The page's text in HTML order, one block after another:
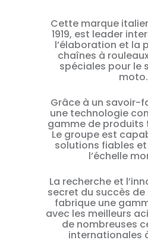
Cette marque
1919, est leader
l’élaboration et la
chaînes à
spéciales pour le
moto.
Grâce à un savoir-
une technologie
gamme de produits
Le groupe est
solutions fiables
l’échelle
La recherche et
secret du succès de
fabrique une
avec les meilleurs
de nombreuses
internationales